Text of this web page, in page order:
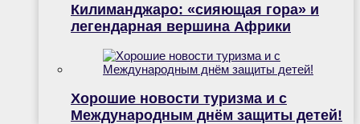
Килиманджаро: «сияющая гора» и
легендарная вершина Африки
Хорошие новости туризма и с
Международным днём защиты детей!